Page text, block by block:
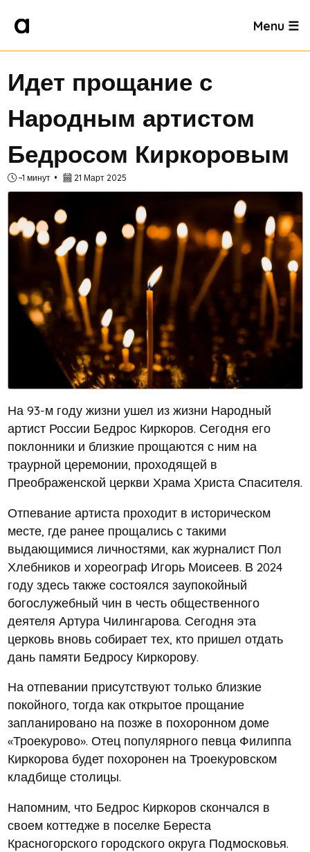
Menu ☰
Идет прощание с
Народным артистом
Бедросом Киркоровым
~1 минут 21 Март 2025
На 93-м году жизни ушел из жизни Народный
артист России Бедрос Киркоров. Сегодня его
поклонники и близкие прощаются с ним на
траурной церемонии, проходящей в
Преображенской церкви Храма Христа Спасителя.
Отпевание артиста проходит в историческом
месте, где ранее прощались с такими
выдающимися личностями, как журналист Пол
Хлебников и хореограф Игорь Моисеев. В 2024
году здесь также состоялся заупокойный
богослужебный чин в честь общественного
деятеля Артура Чилингарова. Сегодня эта
церковь вновь собирает тех, кто пришел отдать
дань памяти Бедросу Киркорову.
На отпевании присутствуют только близкие
покойного, тогда как открытое прощание
запланировано на позже в похоронном доме
«Троекурово». Отец популярного певца Филиппа
Киркорова будет похоронен на Троекуровском
кладбище столицы.
Напомним, что Бедрос Киркоров скончался в
своем коттедже в поселке Береста
Красногорского городского округа Подмосковья.